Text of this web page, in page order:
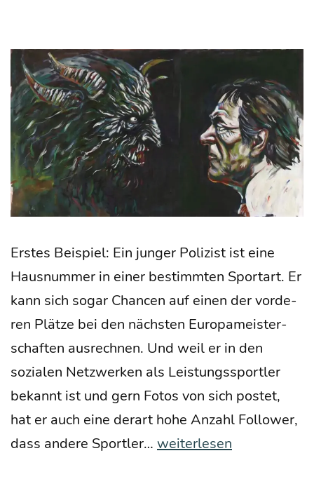
Ers­tes Bei­spiel: Ein jun­ger Poli­zist ist eine
Haus­num­mer in einer bestimm­ten Sport­art. Er
kann sich sogar Chan­cen auf einen der vor­de­
ren Plät­ze bei den nächs­ten Euro­pa­meis­ter­
schaf­ten aus­rech­nen. Und weil er in den
sozia­len Netz­wer­ken als Leis­tungs­sport­ler
bekannt ist und gern Fotos von sich pos­tet,
hat er auch eine der­art hohe Anzahl Fol­lower,
dass ande­re Sport­ler… Neue
weiterlesen